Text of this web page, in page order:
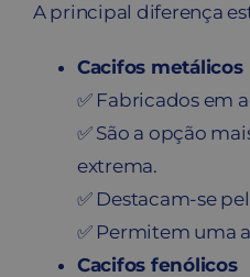
A principal diferença
Cacifos metálicos
✅ Fabricados em
✅ São a opção
extrema.
✅ Destacam-se
✅ Permitem uma
Cacifos fenólicos